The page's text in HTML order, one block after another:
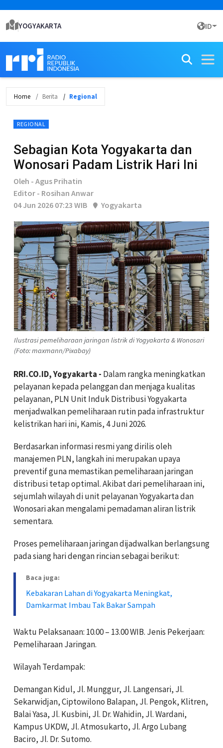
YOGYAKARTA ID
Home Berita Regional
REGIONAL
Sebagian Kota Yogyakarta dan
Wonosari Padam Listrik Hari Ini
Oleh - Agus Prihatin
Editor - Rosihan Anwar
04 Jun 2026 07:23 WIB
Yogyakarta
Ilustrasi pemeliharaan jaringan listrik di Yogyakarta & Wonosari
(Foto: maxmann/Pixabay)
RRI.CO.ID, Yogyakarta - Dalam rangka meningkatkan
pelayanan kepada pelanggan dan menjaga kualitas
pelayanan, PLN Unit Induk Distribusi Yogyakarta
menjadwalkan pemeliharaan rutin pada infrastruktur
kelistrikan hari ini, Kamis, 4 Juni 2026.
Berdasarkan informasi resmi yang dirilis oleh
manajemen PLN, langkah ini merupakan upaya
preventif guna memastikan pemeliharaan jaringan
distribusi tetap optimal. Akibat dari pemeliharaan ini,
sejumlah wilayah di unit pelayanan Yogyakarta dan
Wonosari akan mengalami pemadaman aliran listrik
sementara.
Proses pemeliharaan jaringan dijadwalkan berlangsung
pada siang hari dengan rincian sebagai berikut:
Baca juga:
Kebakaran Lahan di Yogyakarta Meningkat,
Damkarmat Imbau Tak Bakar Sampah
Waktu Pelaksanaan: 10.00 – 13.00 WIB. Jenis Pekerjaan:
Pemeliharaan Jaringan.
Wilayah Terdampak:
Demangan Kidul, Jl. Munggur, Jl. Langensari, Jl.
Sekarwidjan, Ciptowilono Balapan, Jl. Pengok, Klitren,
Balai Yasa, Jl. Kusbini, Jl. Dr. Wahidin, Jl. Wardani,
Kampus UKDW, Jl. Atmosukarto, Jl. Argo Lubang
Baciro, Jl. Dr. Sutomo.